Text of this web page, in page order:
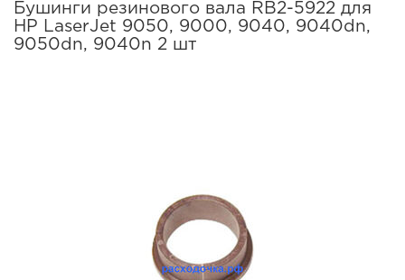
Бушинги резинового вала RB2-5922 для
HP LaserJet 9050, 9000, 9040, 9040dn,
9050dn, 9040n 2 шт